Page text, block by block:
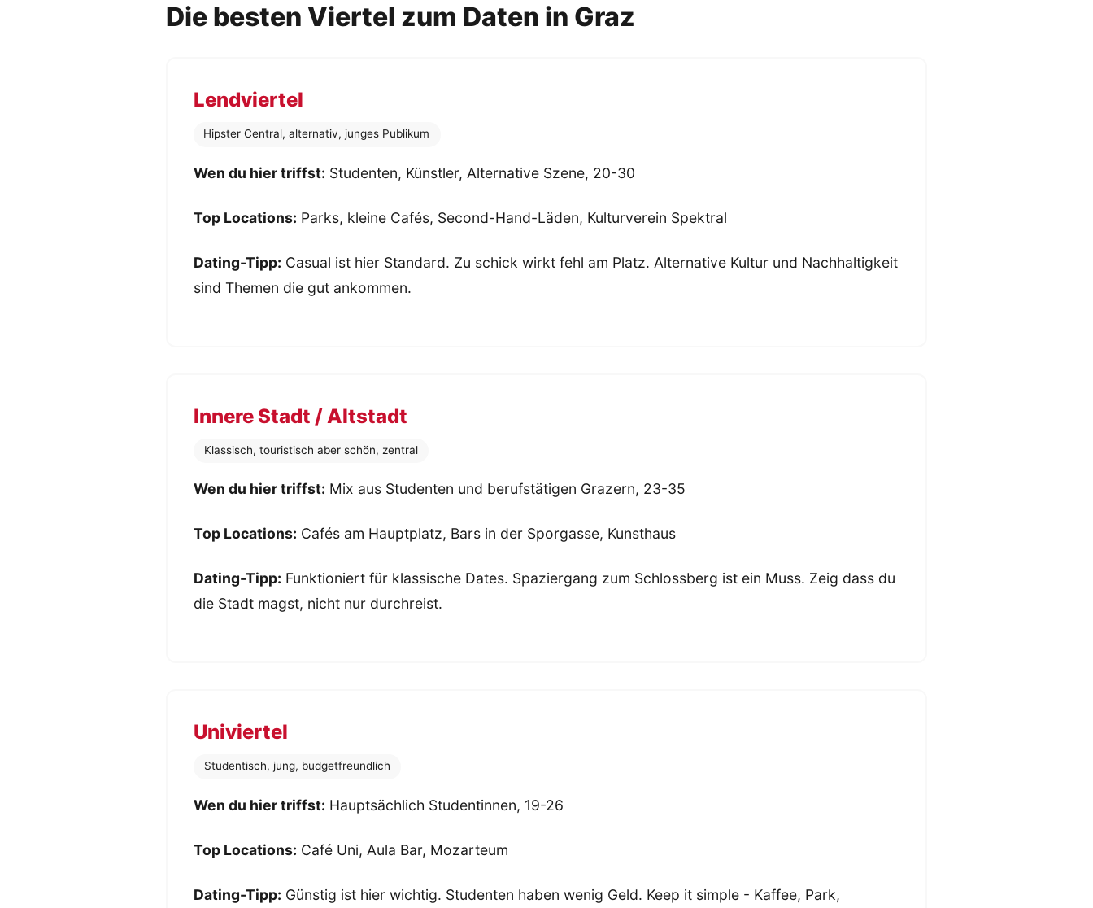
Die besten Viertel zum Daten in Graz
Lendviertel
Hipster Central, alternativ, junges Publikum
Wen du hier triffst: Studenten, Künstler, Alternative Szene, 20-30
Top Locations: Parks, kleine Cafés, Second-Hand-Läden, Kulturverein Spektral
Dating-Tipp: Casual ist hier Standard. Zu schick wirkt fehl am Platz. Alternative Kultur und Nachhaltigkeit
sind Themen die gut ankommen.
Innere Stadt / Altstadt
Klassisch, touristisch aber schön, zentral
Wen du hier triffst: Mix aus Studenten und berufstätigen Grazern, 23-35
Top Locations: Cafés am Hauptplatz, Bars in der Sporgasse, Kunsthaus
Dating-Tipp: Funktioniert für klassische Dates. Spaziergang zum Schlossberg ist ein Muss. Zeig dass du
die Stadt magst, nicht nur durchreist.
Univiertel
Studentisch, jung, budgetfreundlich
Wen du hier triffst: Hauptsächlich Studentinnen, 19-26
Top Locations: Café Uni, Aula Bar, Mozarteum
Dating-Tipp: Günstig ist hier wichtig. Studenten haben wenig Geld. Keep it simple - Kaffee, Park,